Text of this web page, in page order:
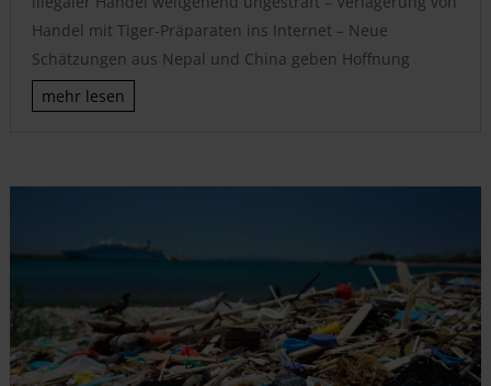
Handel mit Tiger-Präparaten ins Internet – Neue
Schätzungen aus Nepal und China geben Hoffnung
mehr lesen